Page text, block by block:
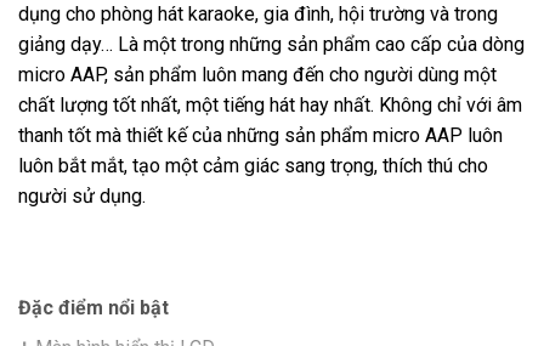
dụng cho phòng hát karaoke, gia đình, hội trường và trong
giảng dạy… Là một trong những sản phẩm cao cấp của dòng
micro AAP, sản phẩm luôn mang đến cho người dùng một
chất lượng tốt nhất, một tiếng hát hay nhất. Không chỉ với âm
thanh tốt mà thiết kế của những sản phẩm micro AAP luôn
luôn bắt mắt, tạo một cảm giác sang trọng, thích thú cho
người sử dụng.
Đặc điểm nổi bật